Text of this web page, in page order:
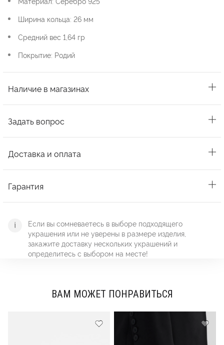
Ширина кольца: 26 мм
Средний вес 1,64 гр
Покрытие: Родий
Наличие в магазинах
Задать вопрос
Доставка и оплата
Гарантия
Если вы сомневаетесь в выборе подходящего
украшения или не уверены в размере изделия,
закажите доставку нескольких украшений и
определитесь с выбором на месте!
ВАМ МОЖЕТ ПОНРАВИТЬСЯ